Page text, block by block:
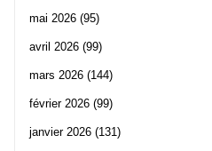
mai 2026 (95)
avril 2026 (99)
mars 2026 (144)
février 2026 (99)
janvier 2026 (131)